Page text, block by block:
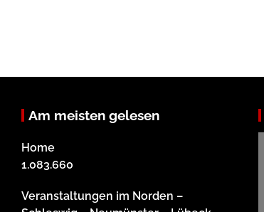
Am meisten gelesen
Home
1.083.660
Veranstaltungen im Norden –